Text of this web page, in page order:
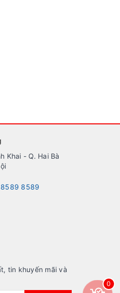
Khai - Q. Hai Bà
8589
tin khuyến mãi và
0